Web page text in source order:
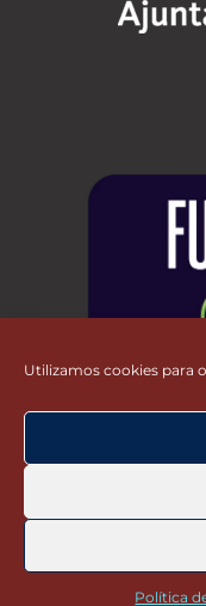
Utilizamos cookies para
Política